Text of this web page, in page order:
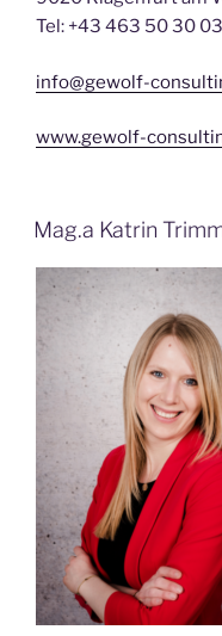
Tel: +43 463 50 30 03
info@gewolf-
www.gewolf-
Mag.a Katrin